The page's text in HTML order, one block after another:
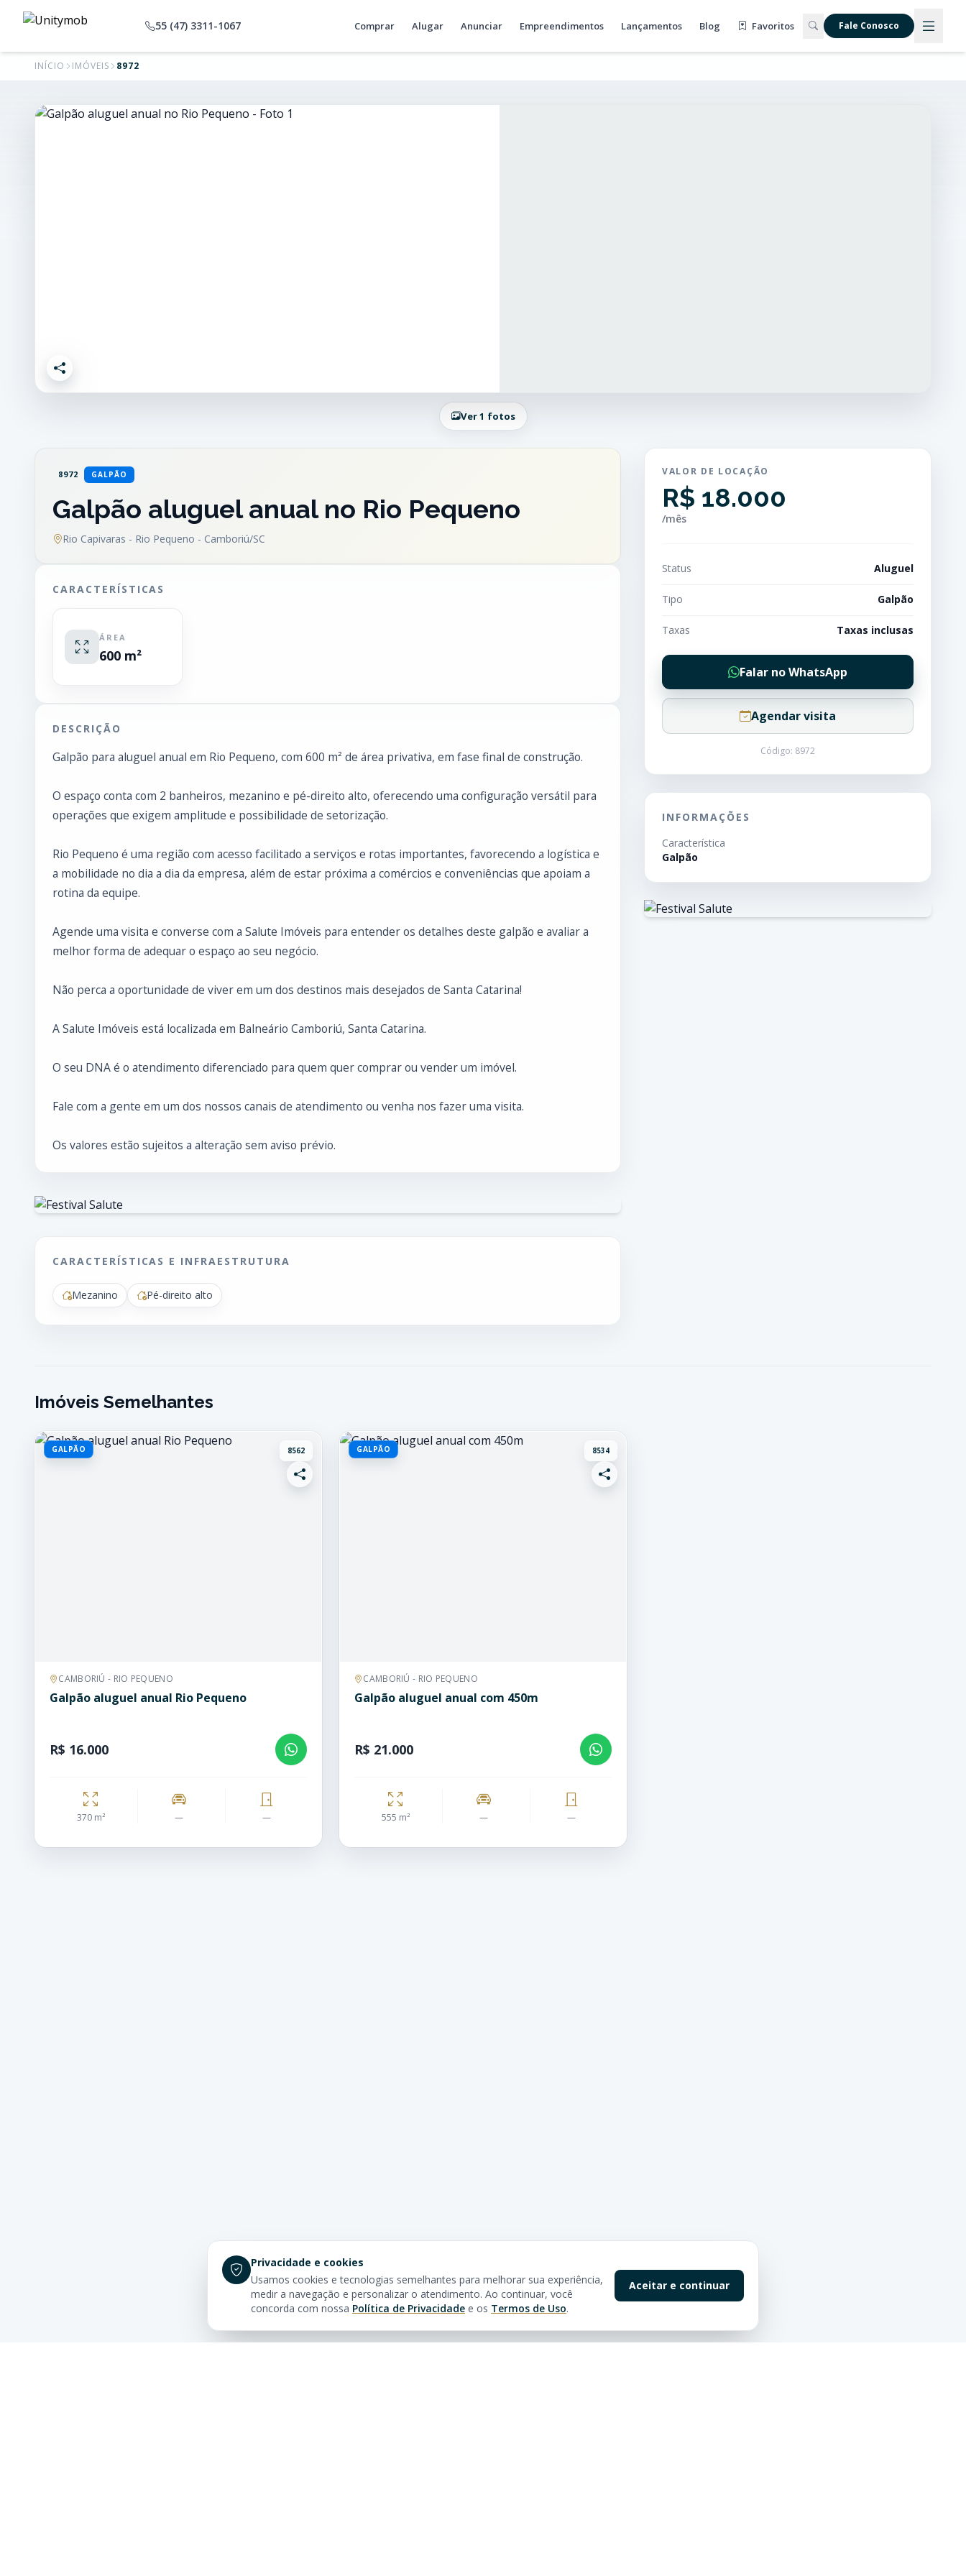
55 (47) 3311-1067 Comprar Alugar Anunciar Empreendimentos Lançamentos Blog Favoritos Fale Conosco
INÍCIO IMÓVEIS 8972
Ver 1 fotos
8972 GALPÃO
Galpão aluguel anual no Rio Pequeno
Rio Capivaras - Rio Pequeno - Camboriú/SC
CARACTERÍSTICAS
ÁREA
600 m²
DESCRIÇÃO
Galpão para aluguel anual em Rio Pequeno, com 600 m² de área privativa, em fase final de construção.
O espaço conta com 2 banheiros, mezanino e pé-direito alto, oferecendo uma configuração versátil para
operações que exigem amplitude e possibilidade de setorização.
Rio Pequeno é uma região com acesso facilitado a serviços e rotas importantes, favorecendo a logística e
a mobilidade no dia a dia da empresa, além de estar próxima a comércios e conveniências que apoiam a
rotina da equipe.
Agende uma visita e converse com a Salute Imóveis para entender os detalhes deste galpão e avaliar a
melhor forma de adequar o espaço ao seu negócio.
Não perca a oportunidade de viver em um dos destinos mais desejados de Santa Catarina!
A Salute Imóveis está localizada em Balneário Camboriú, Santa Catarina.
O seu DNA é o atendimento diferenciado para quem quer comprar ou vender um imóvel.
Fale com a gente em um dos nossos canais de atendimento ou venha nos fazer uma visita.
Os valores estão sujeitos a alteração sem aviso prévio.
CARACTERÍSTICAS E INFRAESTRUTURA
Mezanino Pé-direito alto
VALOR DE LOCAÇÃO
R$ 18.000
/mês
Status Aluguel
Tipo Galpão
Taxas Taxas inclusas
Falar no WhatsApp
Agendar visita
Código: 8972
INFORMAÇÕES
Característica
Galpão
Imóveis Semelhantes
GALPÃO 8562
CAMBORIÚ - RIO PEQUENO
Galpão aluguel anual Rio Pequeno
R$ 16.000
370 m² — —
GALPÃO 8534
CAMBORIÚ - RIO PEQUENO
Galpão aluguel anual com 450m
R$ 21.000
555 m² — —
Privacidade e cookies
Usamos cookies e tecnologias semelhantes para melhorar sua experiência,
medir a navegação e personalizar o atendimento. Ao continuar, você
concorda com nossa Política de Privacidade e os Termos de Uso.
Aceitar e continuar